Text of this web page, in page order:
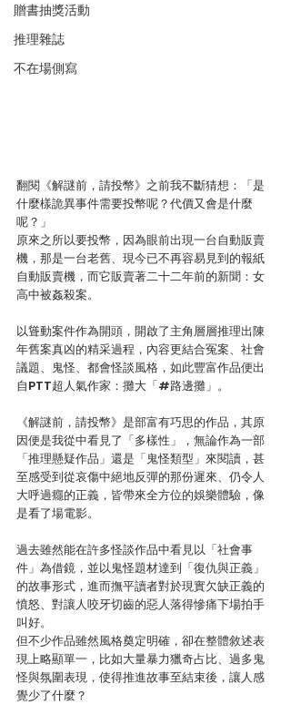
贈書抽獎活動
推理雜誌
不在場側寫
翻閱《解謎前，請投幣》之前我不斷猜想：「是
什麼樣詭異事件需要投幣呢？代價又會是什麼
呢？」
原來之所以要投幣，因為眼前出現一台自動販賣
機，那是一台老舊、現今已不再容易見到的報紙
自動販賣機，而它販賣著二十二年前的新聞：女
高中被姦殺案。
以聳動案件作為開頭，開啟了主角層層推理出陳
年舊案真凶的精采過程，內容更結合冤案、社會
議題、鬼怪、都會怪談風格，如此豐富作品便出
自PTT超人氣作家：攤大「#路邊攤」。
《解謎前，請投幣》是部富有巧思的作品，其原
因便是我從中看見了「多樣性」，無論作為一部
「推理懸疑作品」還是「鬼怪類型」來閱讀，甚
至感受到從哀傷中絕地反彈的那份遲來、仍令人
大呼過癮的正義，皆帶來全方位的娛樂體驗，像
是看了場電影。
過去雖然能在許多怪談作品中看見以「社會事
件」為借鏡，並以鬼怪題材達到「復仇與正義」
的故事形式，進而撫平讀者對於現實欠缺正義的
憤怒、對讓人咬牙切齒的惡人落得慘痛下場拍手
叫好。
但不少作品雖然風格奠定明確，卻在整體敘述表
現上略顯單一，比如大量暴力獵奇占比、過多鬼
怪與氛圍表現，使得推進故事至結束後，讓人感
覺少了什麼？